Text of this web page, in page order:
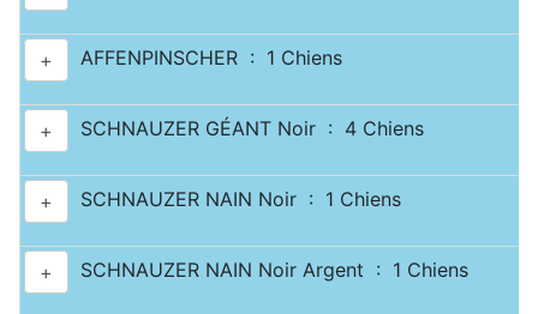
+ AFFENPINSCHER : 1 Chiens
+ SCHNAUZER GÉANT Noir : 4 Chiens
+ SCHNAUZER NAIN Noir : 1 Chiens
+ SCHNAUZER NAIN Noir Argent : 1 Chiens